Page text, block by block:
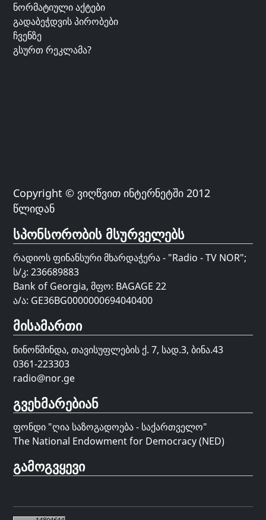
ნორმატიული აქტები
გადაბეჭდვის პირობები
ჩვენზე
გსურთ რეკლამა?
Copyright © ვიღწვით ინტერნეტში 2012
წლიდან
სპონსორობის მსურველებს
რადიოს ფინანსური მხარდაჭერა - "Radio - TV NOR";
ს/კ: 236689883
Bank of Georgia, მფო: BAGAGE 22
ა/ა: GE36BG0000000694040400
მისამართი
ნინოწმინდა, თავისუფლების ქ. 7, სად.3, ბინა.43
0361-223303
radio@nor.ge
გვეხმარებიან
ფონდი "ღია საზოგადოება - საქართველო"
The National Endowment for Democracy (NED)
გამოგვყევი